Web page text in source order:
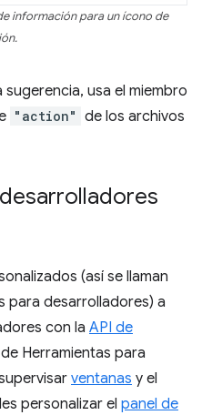
información para un ícono de
usa el miembro
"action" de los archivos
(así se llaman
para desarrolladores) a
con la API de
Herramientas para
ventanas y el
personalizar el panel de